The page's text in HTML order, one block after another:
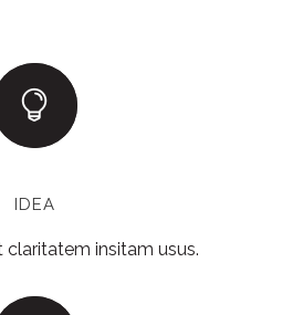
IDEA
claritatem insitam usus.